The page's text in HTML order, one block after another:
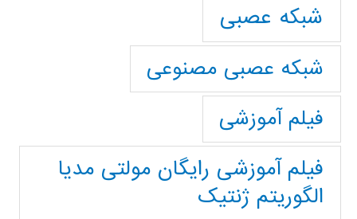
شبکه عصبی
شبکه عصبی مصنوعی
فیلم آموزشی
فیلم آموزشی رایگان مولتی مدیا
الگوریتم ژنتیک